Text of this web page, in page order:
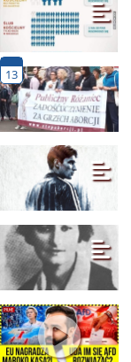
13